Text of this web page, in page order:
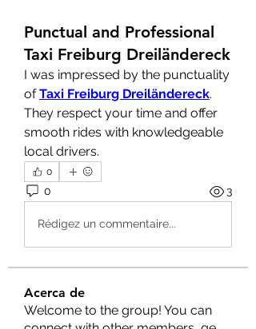
Punctual and Professional
Taxi Freiburg Dreiländereck
I was impressed by the punctuality
of Taxi Freiburg Dreiländereck.
They respect your time and offer
smooth rides with knowledgeable
local drivers.
0
0 3
Rédigez un commentaire...
Acerca de
Welcome to the group! You can